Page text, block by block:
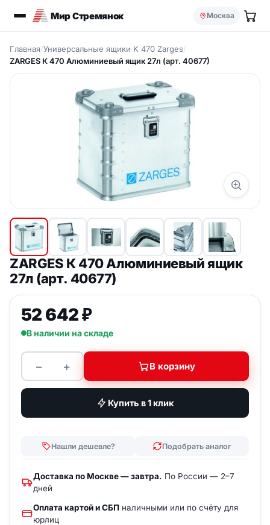
Мир Стремянок Москва
Главная/Универсальные ящики K 470 Zarges/
ZARGES К 470 Алюминиевый ящик 27л (арт. 40677)
ZARGES К 470 Алюминиевый ящик
27л (арт. 40677)
52 642₽
В наличии на складе
Количество товара ZARGES К 470
− + В корзину
Купить в 1 клик
Нашли дешевле? Подобрать аналог
Доставка по Москве — завтра. По России — 2–7
дней
Оплата картой и СБП наличными или по счёту для
юрлиц